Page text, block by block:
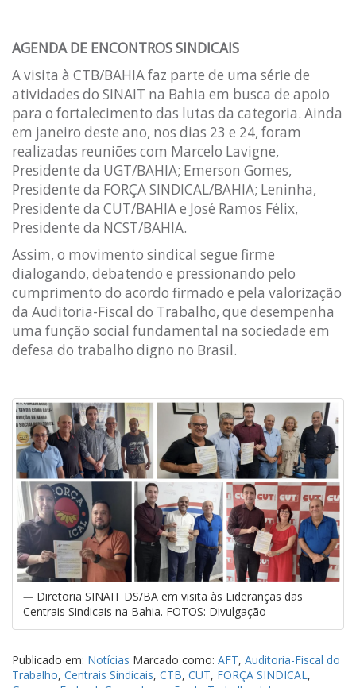
AGENDA DE ENCONTROS SINDICAIS
A visita à CTB/BAHIA faz parte de uma série de
atividades do SINAIT na Bahia em busca de apoio
para o fortalecimento das lutas da categoria. Ainda
em janeiro deste ano, nos dias 23 e 24, foram
realizadas reuniões com Marcelo Lavigne,
Presidente da UGT/BAHIA; Emerson Gomes,
Presidente da FORÇA SINDICAL/BAHIA; Leninha,
Presidente da CUT/BAHIA e José Ramos Félix,
Presidente da NCST/BAHIA.
Assim, o movimento sindical segue firme
dialogando, debatendo e pressionando pelo
cumprimento do acordo firmado e pela valorização
da Auditoria-Fiscal do Trabalho, que desempenha
uma função social fundamental na sociedade em
defesa do trabalho digno no Brasil.
Diretoria SINAIT DS/BA em visita às Lideranças das
Centrais Sindicais na Bahia. FOTOS: Divulgação
Publicado em: Notícias Marcado como: AFT, Auditoria-Fiscal do
Trabalho, Centrais Sindicais, CTB, CUT, FORÇA SINDICAL,